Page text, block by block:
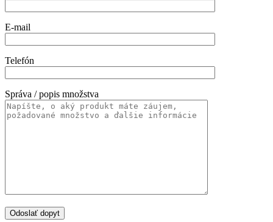
E-mail
Telefón
Správa / popis množstva